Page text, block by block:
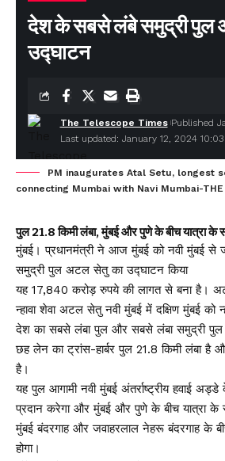
देश के सबसे लंबे समुद्री पुल
उद्घाटन
Last updated: January 12, 2024
The Telescope Times Published
PM inaugurates Atal Setu, longest
connecting Mumbai with Navi Mumbai-THE
पुल 21.8 किमी लंबा, मुंबई और पुणे के बीच यात्रा के
मुंबई। प्रधानमंत्री ने आज मुंबई को नवी मुंबई
समुद्री पुल अटल सेतु का उद्घाटन किया
यह 17,840 करोड़ रुपये की लागत से बना है।
न्हावा शेवा अटल सेतु नवी मुंबई में दक्षिण मुंबई को
देश का सबसे लंबा पुल और सबसे लंबा समुद्री पुल
छह लेन का ट्रांस-हार्बर पुल 21.8 किमी लंबा है
है।
यह पुल आगामी नवी मुंबई अंतर्राष्ट्रीय हवाई
प्रदान करेगा और मुंबई और पुणे के बीच यात्रा
मुंबई बंदरगाह और जवाहरलाल नेहरू बंदरगाह के
होगा।